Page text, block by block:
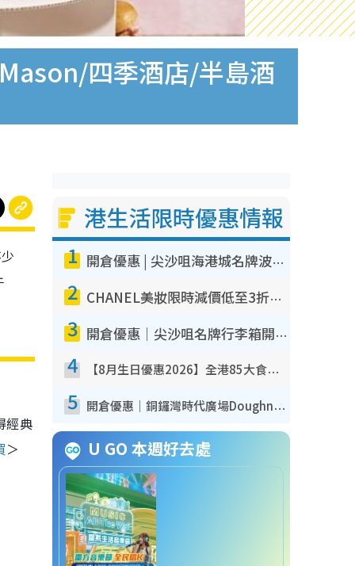
四季酒店/半島酒
經典
＞
港生活限時優惠情報
1 開倉優惠 | 尖沙咀海港城名牌波鞋開倉低至1折！On鞋$899起／Joy&Peace鞋履$98起
2 CHANEL美妝限時減價低至3折！人氣粉底/唇膏/精華液低至$275！COCO香水都有平
3 開倉優惠｜尖沙咀名牌行李箱開倉低至4折！一連5日 American Tourister/ace./Hallmark $200起！
4 【8月生日優惠2026】全港85大食買玩著數攻略 自助餐/火鍋放題同行免費＋誠品/DONKI送現金券
5 開倉優惠｜銅鑼灣時代廣場Doughnut/Campo Marzio開倉低至1折！背囊、書包、手袋劈價$200起
U GO 本週好去處